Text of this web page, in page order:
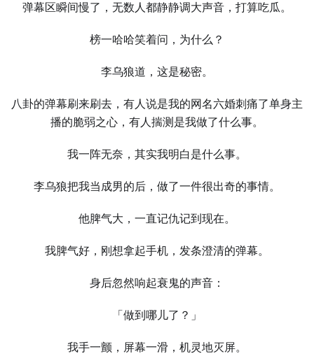
弹幕区瞬间慢了，无数⼈都静静调⼤声音，打算吃瓜。
榜⼀哈哈笑着问，为什么？
李乌狼道，这是秘密。
八卦的弹幕刷来刷去，有⼈说是我的网名六婚刺痛了单身主
播的脆弱之心，有⼈揣测是我做了什么事。
我⼀阵无奈，其实我明白是什么事。
李乌狼把我当成男的后，做了⼀件很出奇的事情。
他脾气⼤，⼀直记仇记到现在。
我脾气好，刚想拿起手机，发条澄清的弹幕。
身后忽然响起衰鬼的声音：
「做到哪儿了？」
我手⼀颤，屏幕⼀滑，机灵地灭屏。